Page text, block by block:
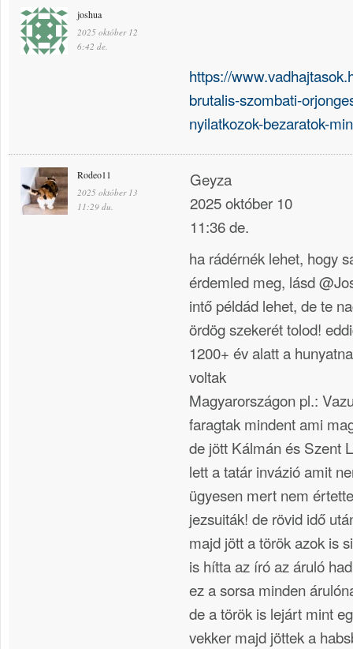
joshua
2025 október 12
6:42 de.
https://
brutalis-szombati-
nyilatkozok-bezaratok-
Rodeo11
2025 október 13
11:29 du.
Geyza
2025 október 10
11:36 de.
ha rádérnék lehet, hogy
érdemled meg, lásd
intő példád lehet, de te
ördög szekerét tolod!
1200+ év alatt a
voltak
Magyarországon pl.:
faragtak mindent ami
de jött Kálmán és Szent
lett a tatár invázió amit
ügyesen mert nem
jezsuiták! de rövid idő
majd jött a török azok is
is hítta az író az áruló
ez a sorsa minden
de a török is lejárt mint
vekker majd jöttek a